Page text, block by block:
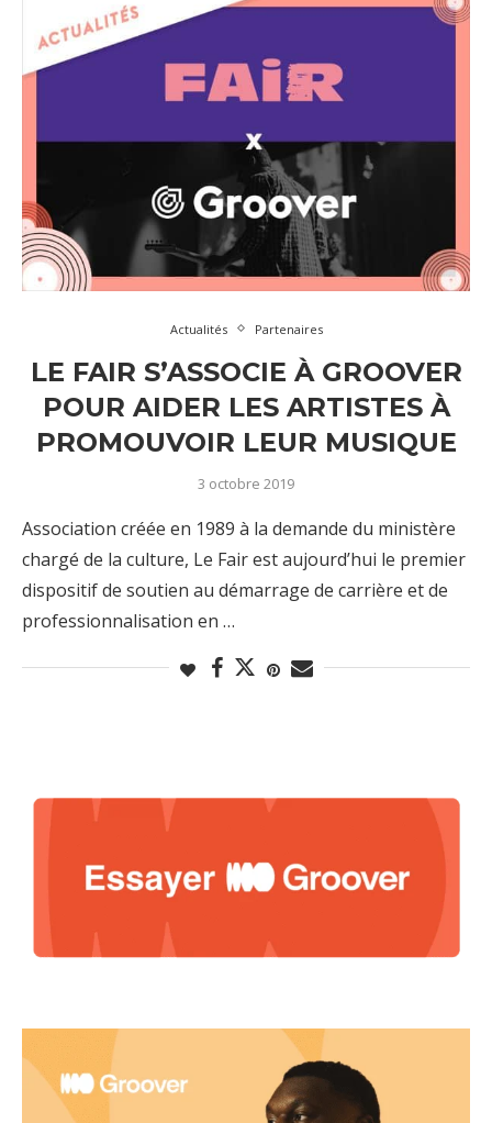
Actualités Partenaires
LE FAIR S’ASSOCIE À GROOVER
POUR AIDER LES ARTISTES À
PROMOUVOIR LEUR MUSIQUE
3 octobre 2019
Association créée en 1989 à la demande du ministère
chargé de la culture, Le Fair est aujourd’hui le premier
dispositif de soutien au démarrage de carrière et de
professionnalisation en …